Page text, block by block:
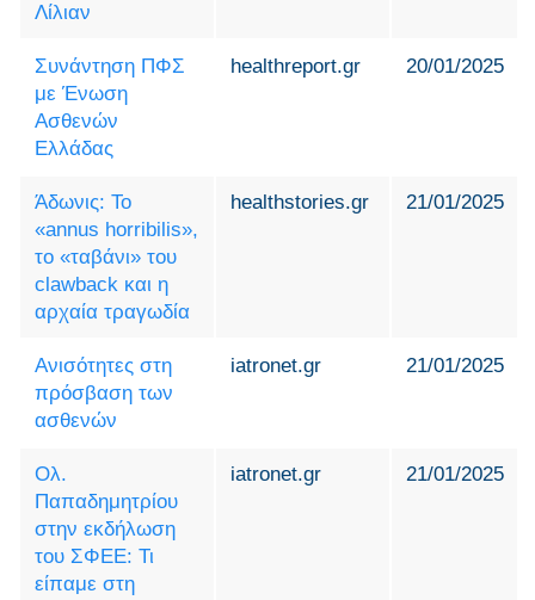
Λίλιαν
Συνάντηση ΠΦΣ
με Ένωση
Ασθενών
Ελλάδας
healthreport.gr 20/01/2025
Άδωνις: Το
«annus horribilis»,
το «ταβάνι» του
clawback και η
αρχαία τραγωδία
healthstories.gr 21/01/2025
Aνισότητες στη
πρόσβαση των
ασθενών
iatronet.gr 21/01/2025
Ολ.
Παπαδημητρίου
στην εκδήλωση
του ΣΦΕΕ: Τι
είπαμε στη
iatronet.gr 21/01/2025